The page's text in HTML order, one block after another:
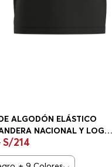
ALGODÓN ELÁSTICO
NACIONAL Y LOGO
REGULAR FIT HOMBRE
S/214